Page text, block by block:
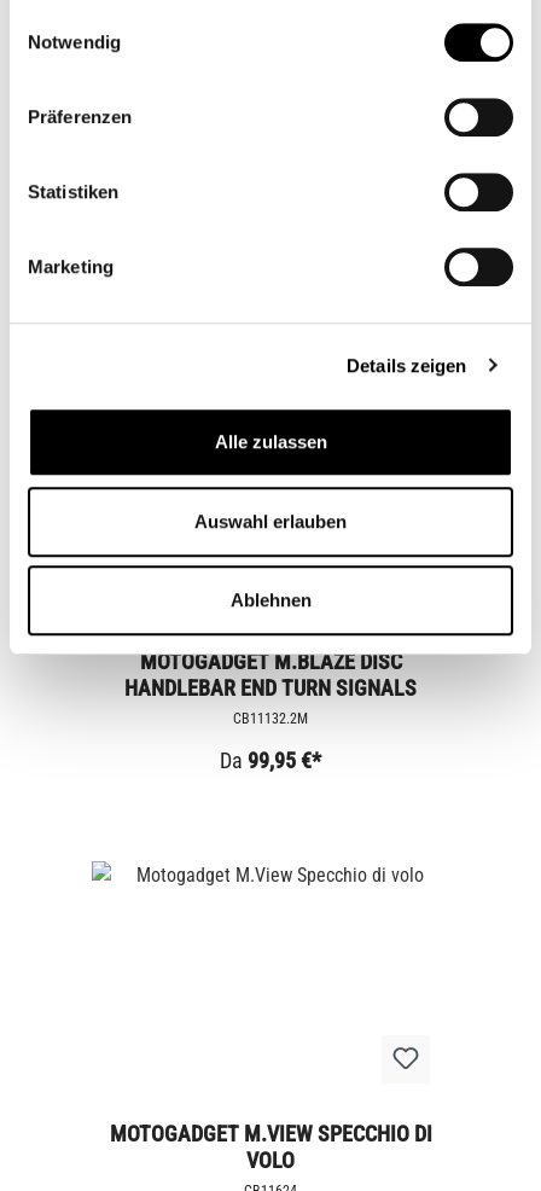
Notwendig
Präferenzen
Statistiken
Marketing
Details zeigen
Alle zulassen
Auswahl erlauben
Ablehnen
MOTOGADGET M.BLAZE DISC
HANDLEBAR END TURN SIGNALS
CB11132.2M
Da 99,95 €*
MOTOGADGET M.VIEW SPECCHIO DI
VOLO